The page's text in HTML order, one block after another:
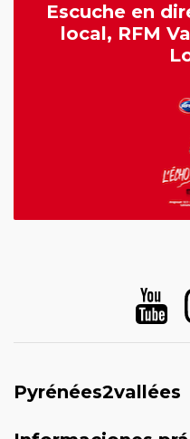
Escuche en
local, RFM
Pyrénées2vallées